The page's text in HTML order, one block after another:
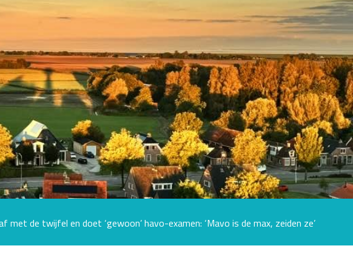
met de twijfel en doet ‘gewoon’ havo-examen: ‘Mavo is de max, zeiden ze’